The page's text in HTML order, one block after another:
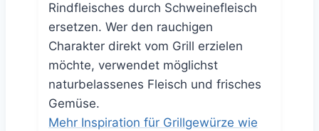
Rindfleisches durch Schweinefleisch
ersetzen. Wer den rauchigen
Charakter direkt vom Grill erzielen
möchte, verwendet möglichst
naturbelassenes Fleisch und frisches
Gemüse.
Mehr Inspiration für Grillgewürze wie